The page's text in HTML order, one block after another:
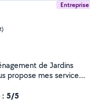
Entreprise
propose mes services
extérieur
: 5/5